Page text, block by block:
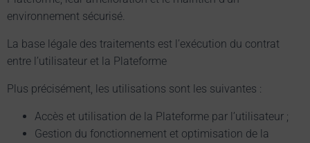
environnement sécurisé.
La base légale des traitements est l’exécution du contrat
entre l’utilisateur et la Plateforme
Plus précisément, les utilisations sont les suivantes :
Accès et utilisation de la Plateforme par l’utilisateur ;
Gestion du fonctionnement et optimisation de la